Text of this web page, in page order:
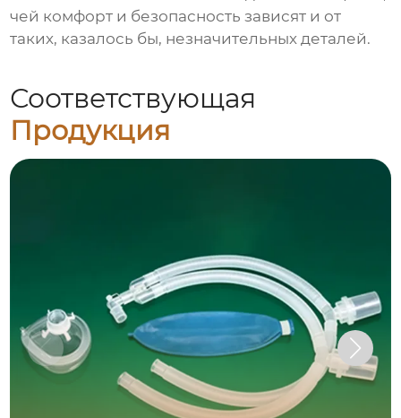
чей комфорт и безопасность зависят и от
таких, казалось бы, незначительных деталей.
Соответствующая
Продукция